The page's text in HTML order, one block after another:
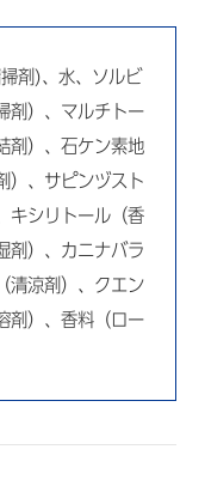
剤)、水、ソルビ
剤）、マルチトー
剤）、石ケン素地
）、サピンヅスト
キシリトール（香
剤）、カニナバラ
清涼剤）、クエン
剤）、香料（ロー